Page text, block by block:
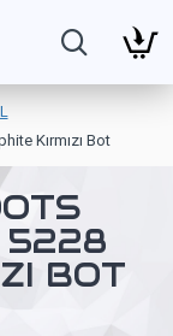
Kırmızı Bot
5228
BOT